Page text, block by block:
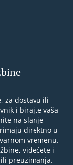
za dostavu ili
i birajte vaša
na slanje
direktno u
vremenu.
videćete i
preuzimanja.